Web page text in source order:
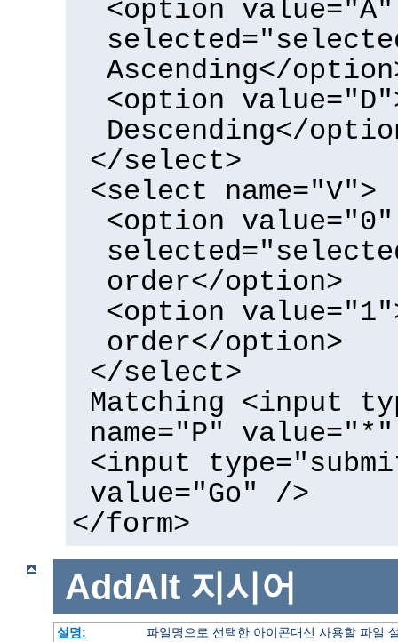
<option value="A"
Ascending</
<option
Descending</
</select>
<select name="V">
<option value="0"
order</option>
<option
order</option>
</select>
Matching <input
name="P"
<input
value="Go" />
</form>
AddAlt 지시어
설명:
파일명으로 선택한 아이콘대신 사용할 파일